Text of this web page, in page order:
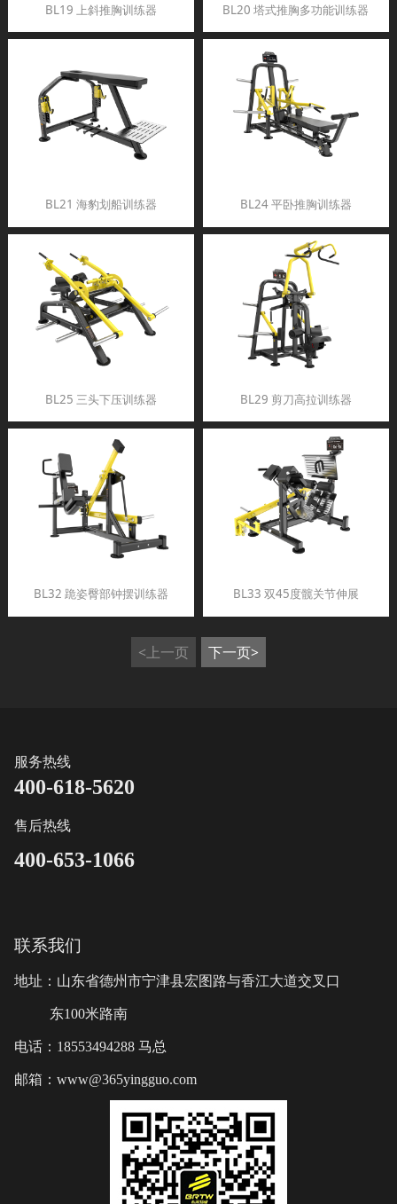
BL19 上斜推胸训练器 BL20 塔式推胸多功能训练器
BL21 海豹划船训练器 BL24 平卧推胸训练器
BL25 三头下压训练器 BL29 剪刀高拉训练器
BL32 跪姿臀部钟摆训练器 BL33 双45度髋关节伸展
<上一页 下一页>
服务热线
400-618-5620
售后热线
400-653-1066
联系我们
地址：山东省德州市宁津县宏图路与香江大道交叉口
东100米路南
电话：18553494288 马总
邮箱：www@365yingguo.com